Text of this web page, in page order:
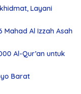
Layani
Mahad Al Izzah Asah
Al-Qur’an untuk
Barat